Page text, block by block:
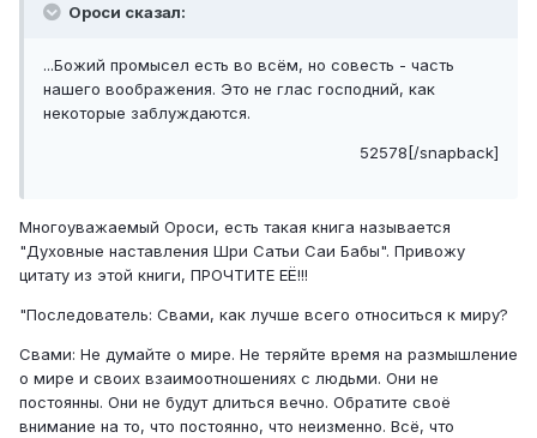
Ороси сказал:
...Божий промысел есть во всём, но совесть - часть
нашего воображения. Это не глас господний, как
некоторые заблуждаются.
52578[/snapback]
Многоуважаемый Ороси, есть такая книга называется
"Духовные наставления Шри Сатьи Саи Бабы". Привожу
цитату из этой книги, ПРОЧТИТЕ ЕЁ!!!
"Последователь: Свами, как лучше всего относиться к миру?
Свами: Не думайте о мире. Не теряйте время на размышление
о мире и своих взаимоотношениях с людьми. Они не
постоянны. Они не будут длиться вечно. Обратите своё
внимание на то, что постоянно, что неизменно. Всё, что